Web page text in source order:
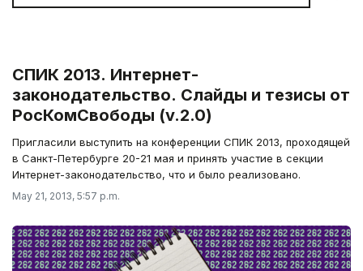
СПИК 2013. Интернет-
законодательство. Слайды и тезисы от
РосКомСвободы (v.2.0)
Пригласили выступить на конференции СПИК 2013, проходящей
в Санкт-Петербурге 20-21 мая и принять участие в секции
Интернет-законодательство, что и было реализовано.
May 21, 2013, 5:57 p.m.